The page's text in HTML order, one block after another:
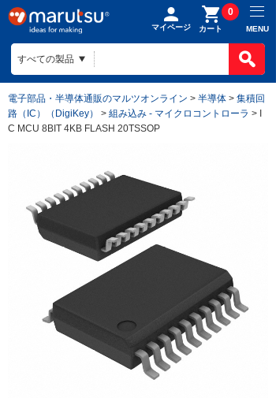
マイページ カート
0
MENU
電子部品・半導体通販のマルツオンライン > 半導体 > 集積回
路（IC）（DigiKey）
> 組み込み - マイクロコントローラ > I
C MCU 8BIT 4KB FLASH 20TSSOP